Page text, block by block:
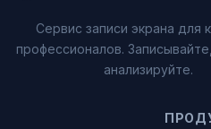
Сервис записи экрана для
профессионалов.
анализируйте.